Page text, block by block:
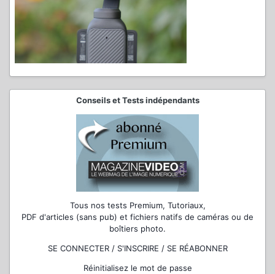
Conseils et Tests indépendants
Tous nos tests Premium, Tutoriaux,
PDF d'articles (sans pub) et fichiers natifs de caméras ou de
boîtiers photo.
SE CONNECTER / S'INSCRIRE / SE RÉABONNER
Réinitialisez le mot de passe